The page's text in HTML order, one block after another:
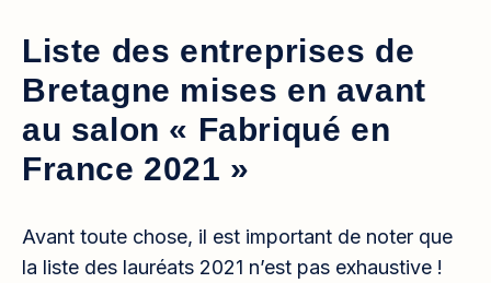
Liste des entreprises de
Bretagne mises en avant
au salon « Fabriqué en
France 2021 »
Avant toute chose, il est important de noter que
la liste des lauréats 2021 n’est pas exhaustive !